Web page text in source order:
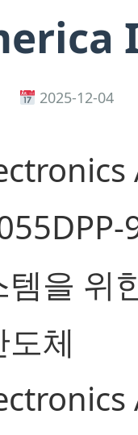
2025-12-04
템을 위
체